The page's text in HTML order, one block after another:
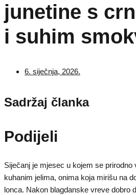
junetine s
i suhim
6. siječnja, 2026.
Sadržaj članka
Podijeli
Siječanj je mjesec u kojem se prirodno
kuhanim jelima, onima koja mirišu na
lonca. Nakon blagdanske vreve dobro